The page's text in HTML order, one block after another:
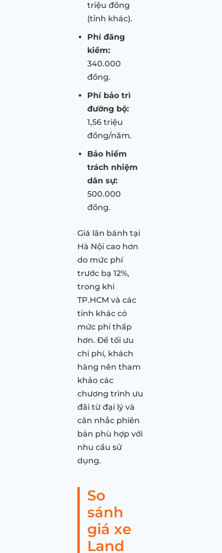
triệu đồng
(tỉnh khác).
Phí đăng
kiểm:
340.000
đồng.
Phí bảo trì
đường bộ:
1,56 triệu
đồng/năm.
Bảo hiểm
trách nhiệm
dân sự:
500.000
đồng.
Giá lăn bánh tại
Hà Nội cao hơn
do mức phí
trước bạ 12%,
trong khi
TP.HCM và các
tỉnh khác có
mức phí thấp
hơn. Để tối ưu
chi phí, khách
hàng nên tham
khảo các
chương trình ưu
đãi từ đại lý và
cân nhắc phiên
bản phù hợp với
nhu cầu sử
dụng.
So
sánh
giá xe
Land